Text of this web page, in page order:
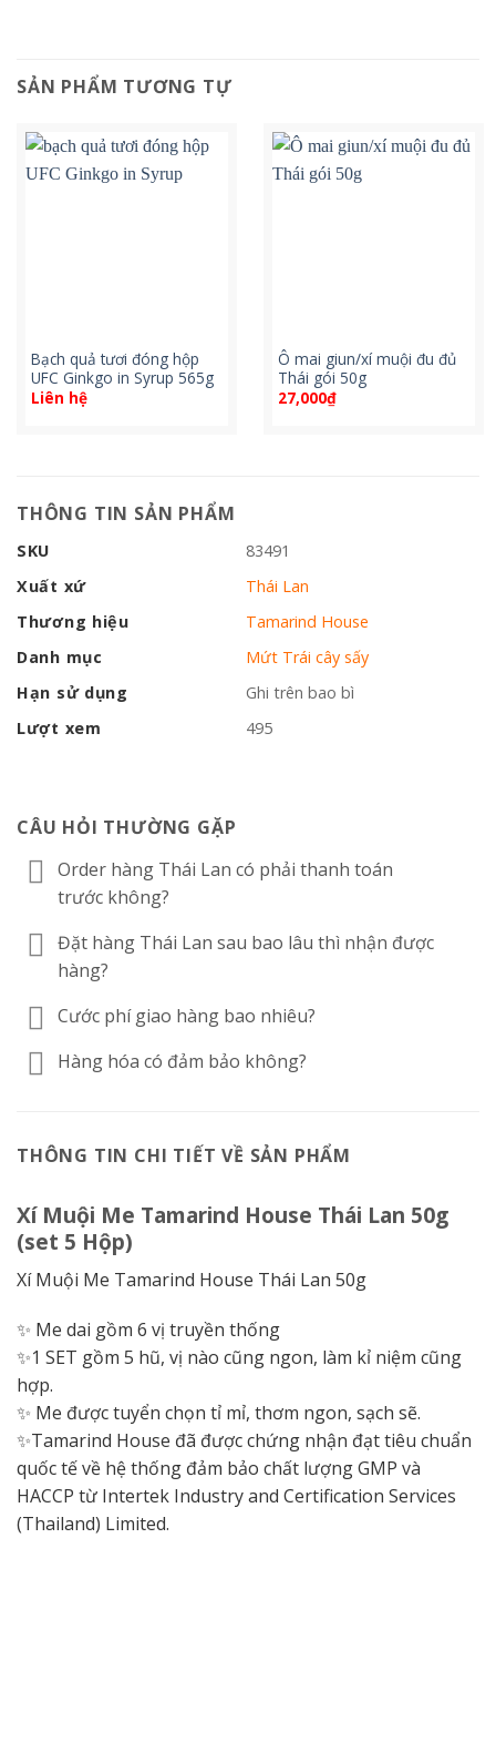
SẢN PHẨM TƯƠNG TỰ
Bạch quả tươi đóng hộp
UFC Ginkgo in Syrup 565g
Liên hệ
Ô mai giun/xí muội đu đủ
Thái gói 50g
27,000₫
THÔNG TIN SẢN PHẨM
SKU
83491
Xuất xứ
Thái Lan
Thương hiệu
Tamarind House
Danh mục
Mứt Trái cây sấy
Hạn sử dụng
Ghi trên bao bì
Lượt xem
495
CÂU HỎI THƯỜNG GẶP
Order hàng Thái Lan có phải thanh toán
trước không?
Đặt hàng Thái Lan sau bao lâu thì nhận được
hàng?
Cước phí giao hàng bao nhiêu?
Hàng hóa có đảm bảo không?
THÔNG TIN CHI TIẾT VỀ SẢN PHẨM
Xí Muội Me Tamarind House Thái Lan 50g
(set 5 Hộp)
Xí Muội Me Tamarind House Thái Lan 50g
✨ Me dai gồm 6 vị truyền thống
✨1 SET gồm 5 hũ, vị nào cũng ngon, làm kỉ niệm cũng
hợp.
✨ Me được tuyển chọn tỉ mỉ, thơm ngon, sạch sẽ.
✨Tamarind House đã được chứng nhận đạt tiêu chuẩn
quốc tế về hệ thống đảm bảo chất lượng GMP và
HACCP từ Intertek Industry and Certification Services
(Thailand) Limited.